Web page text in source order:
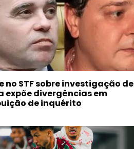
no STF sobre investigação de
expõe divergências em
de inquérito